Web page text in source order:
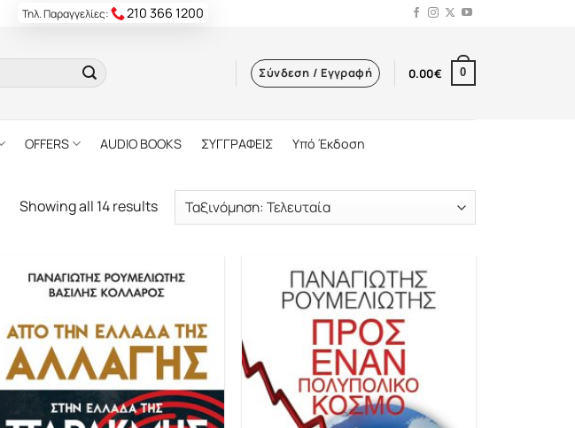
Τηλ. Παραγγελίες: 210 366 1200
Σύνδεση / Εγγραφή 0.00€ 0
OFFERS AUDIO BOOKS ΣΥΓΓΡΑΦΕΙΣ Υπό Έκδοση
Showing all 14 results